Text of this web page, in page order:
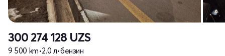
300 274 128 UZS
9 500 km•2.0 л•бензин